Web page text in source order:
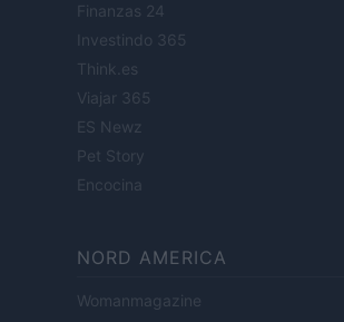
Finanzas 24
Investindo 365
Think.es
Viajar 365
ES Newz
Pet Story
Encocina
NORD AMERICA
Womanmagazine